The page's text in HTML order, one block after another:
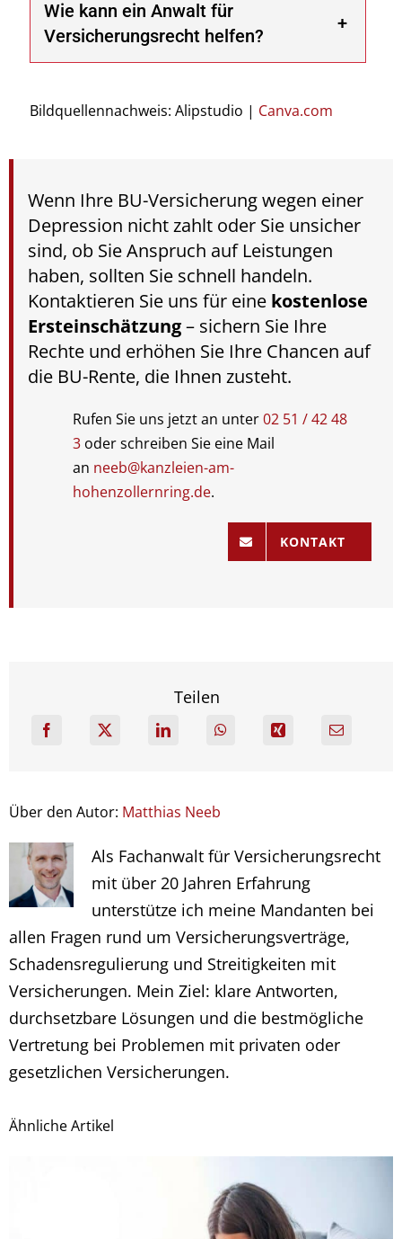
Wie kann ein Anwalt für
Versicherungsrecht helfen?
Bildquellennachweis: Alipstudio | Canva.com
Wenn Ihre BU-Versicherung wegen einer
Depression nicht zahlt oder Sie unsicher
sind, ob Sie Anspruch auf Leistungen
haben, sollten Sie schnell handeln.
Kontaktieren Sie uns für eine kostenlose
Ersteinschätzung– sichern Sie Ihre
Rechte und erhöhen Sie Ihre Chancen auf
die BU-Rente, die Ihnen zusteht.
Rufen Sie uns jetzt an unter02 51 / 4248
3 oder schreiben Sie eine Mail
an neeb@kanzleien-am-
hohenzollernring.de.
KONTAKT
Teilen
Über den Autor: Matthias Neeb
Als Fachanwalt für Versicherungsrecht
mit über 20 Jahren Erfahrung
unterstütze ich meine Mandanten bei
allen Fragen rund um Versicherungsverträge,
Schadensregulierung und Streitigkeiten mit
Versicherungen. Mein Ziel: klare Antworten,
durchsetzbare Lösungen und die bestmögliche
Vertretung bei Problemen mit privaten oder
gesetzlichen Versicherungen.
Ähnliche Artikel